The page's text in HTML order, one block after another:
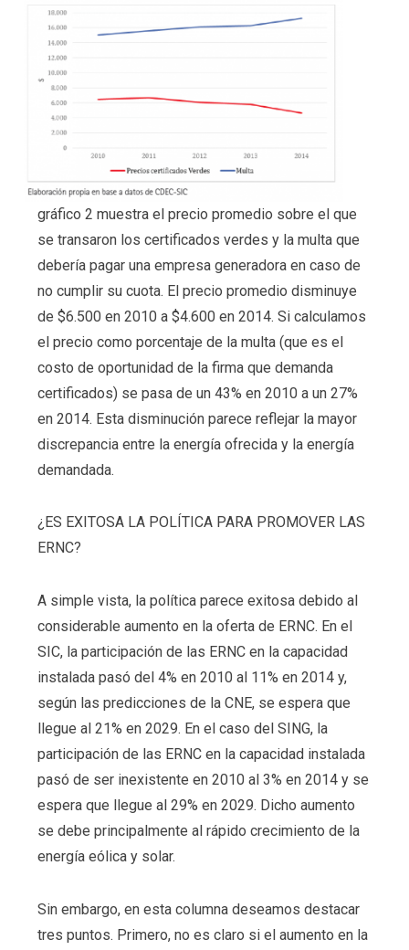
gráfico 2 muestra el precio promedio sobre el que
se transaron los certificados verdes y la multa que
debería pagar una empresa generadora en caso de
no cumplir su cuota. El precio promedio disminuye
de $6.500 en 2010 a $4.600 en 2014. Si calculamos
el precio como porcentaje de la multa (que es el
costo de oportunidad de la firma que demanda
certificados) se pasa de un 43% en 2010 a un 27%
en 2014. Esta disminución parece reflejar la mayor
discrepancia entre la energía ofrecida y la energía
demandada.
¿ES EXITOSA LA POLÍTICA PARA PROMOVER LAS
ERNC?
A simple vista, la política parece exitosa debido al
considerable aumento en la oferta de ERNC. En el
SIC, la participación de las ERNC en la capacidad
instalada pasó del 4% en 2010 al 11% en 2014 y,
según las predicciones de la CNE, se espera que
llegue al 21% en 2029. En el caso del SING, la
participación de las ERNC en la capacidad instalada
pasó de ser inexistente en 2010 al 3% en 2014 y se
espera que llegue al 29% en 2029. Dicho aumento
se debe principalmente al rápido crecimiento de la
energía eólica y solar.
Sin embargo, en esta columna deseamos destacar
tres puntos. Primero, no es claro si el aumento en la